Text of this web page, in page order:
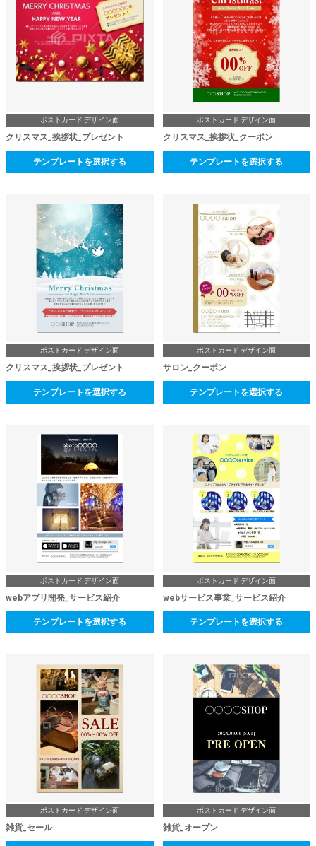
ポストカード デザイン面
クリスマス_挨拶状_プレゼント
テンプレートを選択する
ポストカード デザイン面
クリスマス_挨拶状_クーポン
テンプレートを選択する
ポストカード デザイン面
クリスマス_挨拶状_プレゼント
テンプレートを選択する
ポストカード デザイン面
サロン_クーポン
テンプレートを選択する
ポストカード デザイン面
webアプリ開発_サービス紹介
テンプレートを選択する
ポストカード デザイン面
webサービス事業_サービス紹介
テンプレートを選択する
ポストカード デザイン面
雑貨_セール
ポストカード デザイン面
雑貨_オープン